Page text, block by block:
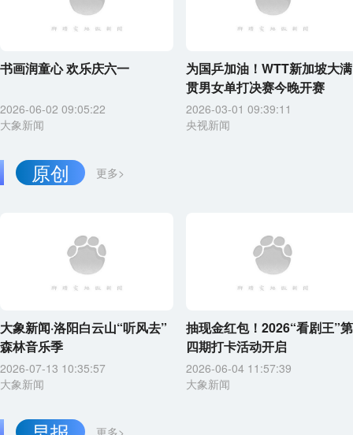
书画润童心 欢乐庆六一
2026-06-02 09:05:22
大象新闻
为国乒加油！WTT新加坡大满
贯男女单打决赛今晚开赛
2026-03-01 09:39:11
央视新闻
更多>
原创
大象新闻·洛阳白云山“听风去”
森林音乐季
2026-07-13 10:35:57
大象新闻
抽现金红包！2026“看剧王”第
四期打卡活动开启
2026-06-04 11:57:39
大象新闻